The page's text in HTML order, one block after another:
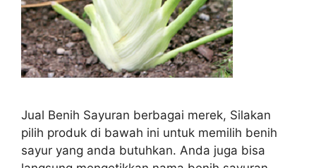
Jual Benih Sayuran berbagai merek, Silakan
pilih produk di bawah ini untuk memilih benih
sayur yang anda butuhkan. Anda juga bisa